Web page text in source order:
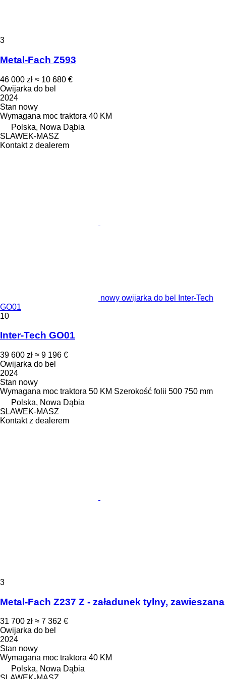
3
Metal-Fach Z593
46 000 zł ≈ 10 680 €
Owijarka do bel
2024
Stan nowy
Wymagana moc traktora 40 KM
Polska, Nowa Dąbia
SLAWEK-MASZ
Kontakt z dealerem
nowy owijarka do bel Inter-Tech
GO01
10
Inter-Tech GO01
39 600 zł ≈ 9 196 €
Owijarka do bel
2024
Stan nowy
Wymagana moc traktora 50 KM Szerokość folii 500 750 mm
Polska, Nowa Dąbia
SLAWEK-MASZ
Kontakt z dealerem
3
Metal-Fach Z237 Z - załadunek tylny, zawieszana
31 700 zł ≈ 7 362 €
Owijarka do bel
2024
Stan nowy
Wymagana moc traktora 40 KM
Polska, Nowa Dąbia